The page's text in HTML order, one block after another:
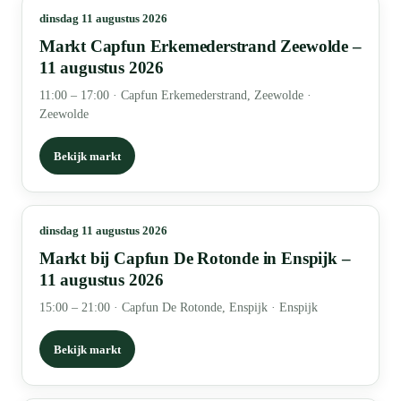
dinsdag 11 augustus 2026
Markt Capfun Erkemederstrand Zeewolde –
11 augustus 2026
11:00 – 17:00 · Capfun Erkemederstrand, Zeewolde ·
Zeewolde
Bekijk markt
dinsdag 11 augustus 2026
Markt bij Capfun De Rotonde in Enspijk –
11 augustus 2026
15:00 – 21:00 · Capfun De Rotonde, Enspijk · Enspijk
Bekijk markt